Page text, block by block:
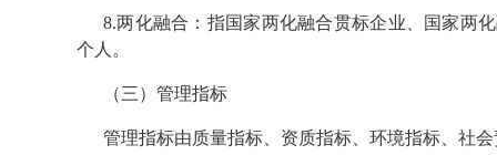
8.两化融合：指国家两化融合贯标企业、国家两
个人。
（三）管理指标
管理指标由质量指标、资质指标、环境指标、社